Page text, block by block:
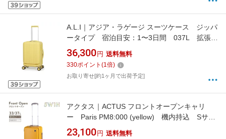
A.L.I｜アジア・ラゲージ スーツケース ジッパ
ータイプ 宿泊目安：1〜3日間 037L 拡張機
能搭載 フロントオープン キャスターストッ
パー 洗える内装 デカかるEdge2 レモンイエ
ロー ALI-078-18FW
36,300 円 送料無料
330ポイント (1倍)
お取り寄せ[約1ヶ月で出荷予定]
アクタス｜ACTUS フロントオープンキャリ
ー Paris PM8:000 (yellow) 機内持込 Sサイ
ズ 5W1Hキャリー イエロー 74-20612 [TSAロ
23,100 円 送料無料